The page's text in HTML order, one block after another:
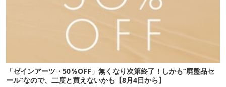
「ゼインアーツ・50％OFF」無くなり次第終了！しかも“廃盤品セ
ール”なので、二度と買えないかも【8月4日から】